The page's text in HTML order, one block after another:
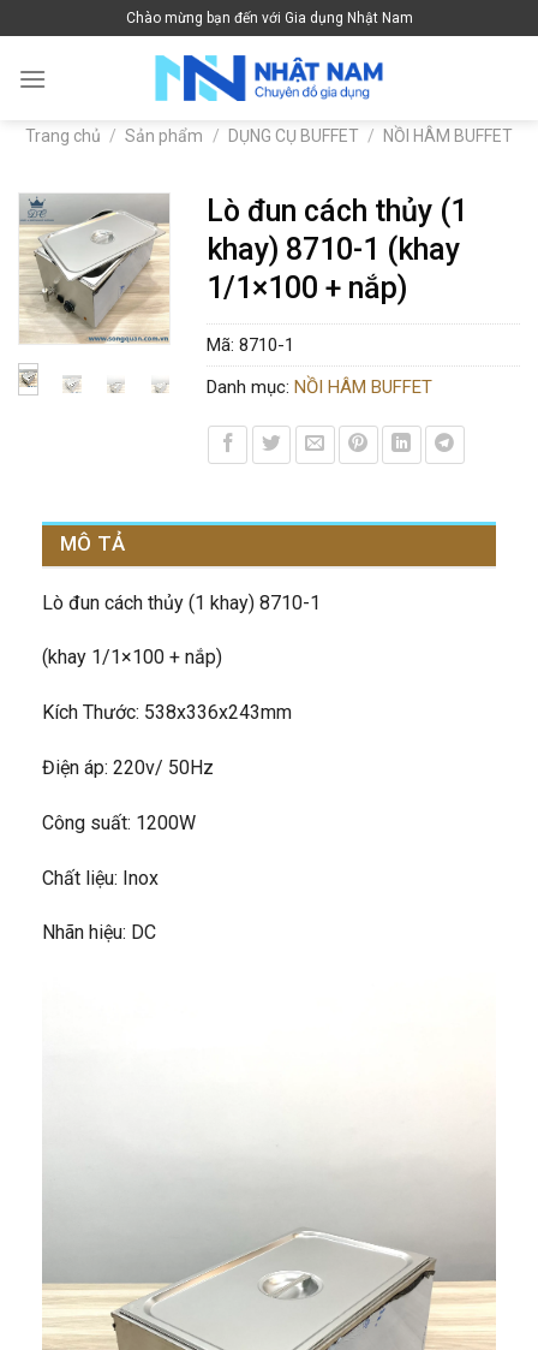
to
content
Chào mừng bạn đến với Gia dụng Nhật Nam
Trang chủ / Sản phẩm / DỤNG CỤ BUFFET / NỒI HÂM BUFFET
Lò đun cách thủy (1
khay) 8710-1 (khay
1/1×100 + nắp)
Mã: 8710-1
Danh mục: NỒI HÂM BUFFET
MÔ TẢ
Lò đun cách thủy (1 khay) 8710-1
(khay 1/1×100 + nắp)
Kích Thước: 538x336x243mm
Điện áp: 220v/ 50Hz
Công suất: 1200W
Chất liệu: Inox
Nhãn hiệu: DC